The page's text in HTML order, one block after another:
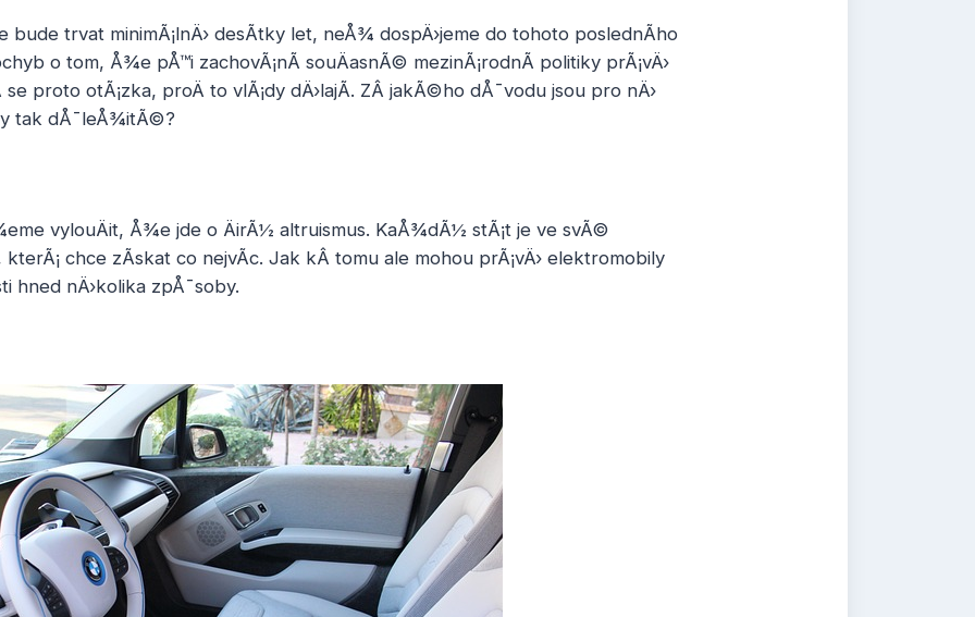
bude trvat minimÃ¡lnÄ› desÃ­tky let, neÅ¾ dospÄ›jeme do tohoto poslednÃ­ho
o tom, Å¾e pÅ™i zachovÃ¡nÃ­ souÄasnÃ© mezinÃ¡rodnÃ­ politiky prÃ¡vÄ›
se proto otÃ¡zka, proÄ to vlÃ¡dy dÄ›lajÃ­. ZÂ jakÃ©ho dÅ¯vodu jsou pro nÄ›
tak dÅ¯leÅ¾itÃ©?
vylouÄit, Å¾e jde o ÄirÃ½ altruismus. KaÅ¾dÃ½ stÃ¡t je ve svÃ©
kterÃ¡ chce zÃ­skat co nejvÃ­c. Jak kÂ tomu ale mohou prÃ¡vÄ› elektromobily
hned nÄ›kolika zpÅ¯soby.